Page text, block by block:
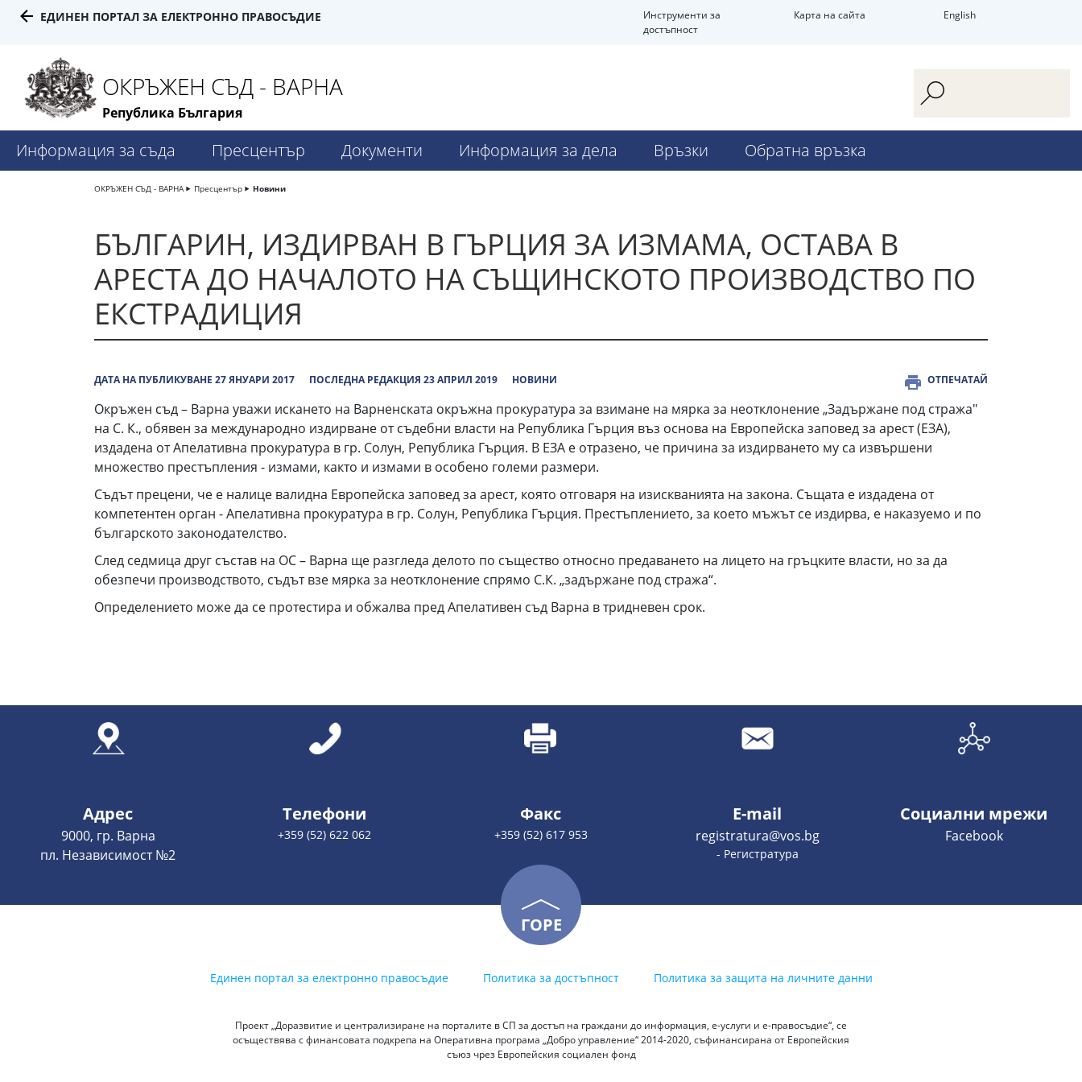
ЕДИНЕН ПОРТАЛ ЗА ЕЛЕКТРОННО ПРАВОСЪДИЕ
Инструменти за
достъпност
Карта на сайта English
ОКРЪЖЕН СЪД - ВАРНА
Република България
Информация за съда Пресцентър Документи Информация за дела Връзки Обратна връзка
ОКРЪЖЕН СЪД - ВАРНА Пресцентър Новини
БЪЛГАРИН, ИЗДИРВАН В ГЪРЦИЯ ЗА ИЗМАМА, ОСТАВА В
АРЕСТА ДО НАЧАЛОТО НА СЪЩИНСКОТО ПРОИЗВОДСТВО ПО
ЕКСТРАДИЦИЯ
ДАТА НА ПУБЛИКУВАНЕ 27 ЯНУАРИ 2017 ПОСЛЕДНА РЕДАКЦИЯ 23 АПРИЛ 2019 НОВИНИ ОТПЕЧАТАЙ
Окръжен съд – Варна уважи искането на Варненската окръжна прокуратура за взимане на мярка за неотклонение „Задържане под стража"
на С. К., обявен за международно издирване от съдебни власти на Република Гърция въз основа на Европейска заповед за арест (ЕЗА),
издадена от Апелативна прокуратура в гр. Солун, Република Гърция. В ЕЗА е отразено, че причина за издирването му са извършени
множество престъпления - измами, както и измами в особено големи размери.
Съдът прецени, че е налице валидна Европейска заповед за арест, която отговаря на изискванията на закона. Същата е издадена от
компетентен орган - Апелативна прокуратура в гр. Солун, Република Гърция. Престъплението, за което мъжът се издирва, е наказуемо и по
българското законодателство.
След седмица друг състав на ОС – Варна ще разгледа делото по същество относно предаването на лицето на гръцките власти, но за да
обезпечи производството, съдът взе мярка за неотклонение спрямо С.К. „задържане под стража“.
Определението може да се протестира и обжалва пред Апелативен съд Варна в тридневен срок.
Адрес
9000, гр. Варна
пл. Независимост №2
Телефони
+359 (52) 622 062
Факс
+359 (52) 617 953
E-mail
registratura@vos.bg
- Регистратура
Социални мрежи
Facebook
ГОРЕ
Единен портал за електронно правосъдие Политика за достъпност Политика за защита на личните данни
Проект „Доразвитие и централизиране на порталите в СП за достъп на граждани до информация, е-услуги и е-правосъдие“, се
осъществява с финансовата подкрепа на Оперативна програма „Добро управление“ 2014-2020, съфинансирана от Европейския
съюз чрез Европейския социален фонд